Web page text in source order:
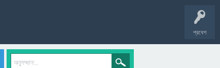
প্রবেশ